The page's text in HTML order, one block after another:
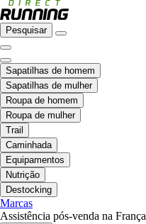
Pesquisar
Sapatilhas de homem
Sapatilhas de mulher
Roupa de homem
Roupa de mulher
Trail
Caminhada
Equipamentos
Nutrição
Destocking
Marcas
Assistência pós-venda na França